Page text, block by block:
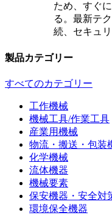
ため、すぐ
る。最新テ
続、セキュ
製品カテゴリー
すべてのカテゴリー
工作機械
機械工具/作業工具
産業用機械
物流・搬送・包装
化学機械
流体機器
機械要素
保安機器・安全対
環境保全機器